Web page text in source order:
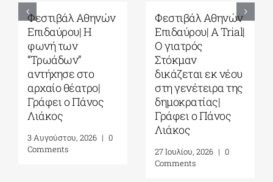
Φεστιβάλ Αθηνών
Επιδαύρου| Η
φωνή των
“Τρωάδων”
αντήχησε στο
αρχαίο θέατρο|
Γράφει ο Πάνος
Λιάκος
3 Αυγούστου, 2026 | 0
Comments
Φεστιβάλ Αθηνών
Επιδαύρου| Α Trial|
O γιατρός
Στόκμαν
δικάζεται εκ νέου
στη γενέτειρα της
δημοκρατίας|
Γράφει ο Πάνος
Λιάκος
27 Ιουλίου, 2026 | 0
Comments